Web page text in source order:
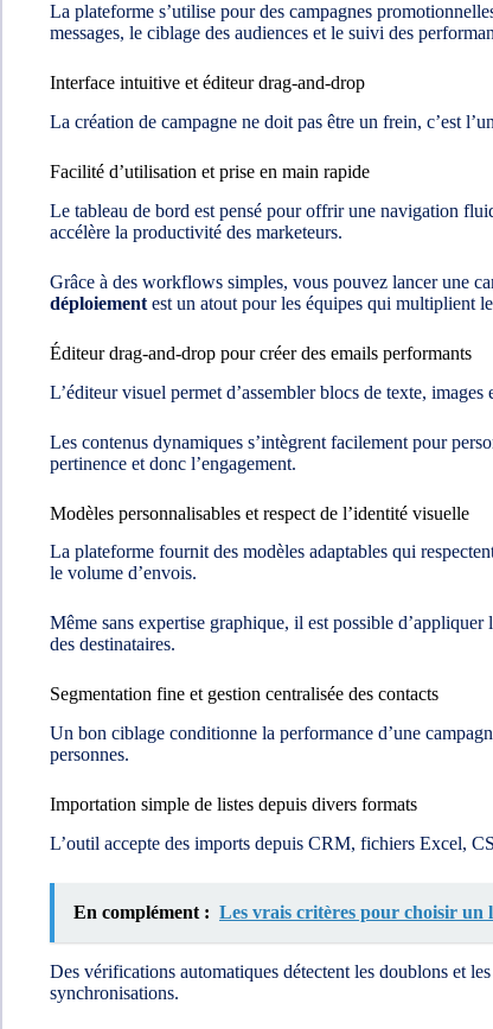
La plateforme s’utilise pour des campagnes
messages, le ciblage des audiences et le suivi des
Interface intuitive et éditeur drag-and-drop
La création de campagne ne doit pas être un frein, c’est
Facilité d’utilisation et prise en main rapide
Le tableau de bord est pensé pour offrir une navigation
accélère la productivité des marketeurs.
Grâce à des workflows simples, vous pouvez lancer une
déploiement est un atout pour les équipes qui multiplient
Éditeur drag-and-drop pour créer des emails performants
L’éditeur visuel permet d’assembler blocs de texte,
Les contenus dynamiques s’intègrent facilement pour
pertinence et donc l’engagement.
Modèles personnalisables et respect de l’identité visuelle
La plateforme fournit des modèles adaptables qui
le volume d’envois.
Même sans expertise graphique, il est possible
des destinataires.
Segmentation fine et gestion centralisée des contacts
Un bon ciblage conditionne la performance d’une
personnes.
Importation simple de listes depuis divers formats
L’outil accepte des imports depuis CRM, fichiers Excel,
En complément : Les vrais critères pour choisir un
Des vérifications automatiques détectent les doublons et
synchronisations.